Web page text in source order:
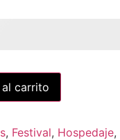
carrito
, Festival, Hospedaje,